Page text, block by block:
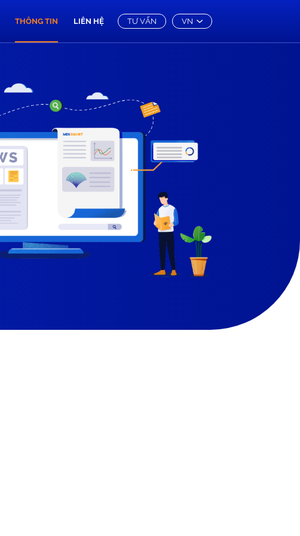
THÔNG TIN LIÊN HỆ TƯ VẤN VN